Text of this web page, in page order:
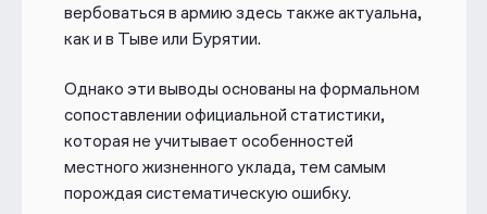
вербоваться в армию здесь также актуальна,
как и в Тыве или Бурятии.
Однако эти выводы основаны на формальном
сопоставлении официальной статистики,
которая не учитывает особенностей
местного жизненного уклада, тем самым
порождая систематическую ошибку.